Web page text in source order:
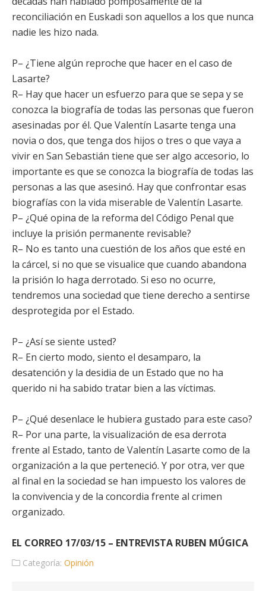
reconciliación en Euskadi son aquellos a los que nunca
nadie les hizo nada.
P– ¿Tiene algún reproche que hacer en el caso de
Lasarte?
R– Hay que hacer un esfuerzo para que se sepa y se
conozca la biografía de todas las personas que fueron
asesinadas por él. Que Valentín Lasarte tenga una
novia o dos, que tenga dos hijos o tres o que vaya a
vivir en San Sebastián tiene que ser algo accesorio, lo
importante es que se conozca la biografía de todas las
personas a las que asesinó. Hay que confrontar esas
biografías con la vida miserable de Valentín Lasarte.
P– ¿Qué opina de la reforma del Código Penal que
incluye la prisión permanente revisable?
R– No es tanto una cuestión de los años que esté en
la cárcel, si no que se visualice que cuando abandona
la prisión lo haga derrotado. Si eso no ocurre,
tendremos una sociedad que tiene derecho a sentirse
desprotegida por el Estado.
P– ¿Así se siente usted?
R– En cierto modo, siento el desamparo, la
desatención y la desidia de un Estado que no ha
querido ni ha sabido tratar bien a las víctimas.
P– ¿Qué desenlace le hubiera gustado para este caso?
R– Por una parte, la visualización de esa derrota
frente al Estado, tanto de Valentín Lasarte como de la
organización a la que perteneció. Y por otra, ver que
al final en la sociedad se han impuesto los valores de
la convivencia y de la concordia frente al crimen
organizado.
EL CORREO 17/03/15 – ENTREVISTA RUBEN MÚGICA
Categoría: Opinión